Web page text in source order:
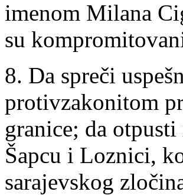
imenom Milana
su
8. Da spreči
protivzakonitom
granice; da
Šapcu i Loznici,
sarajevskog